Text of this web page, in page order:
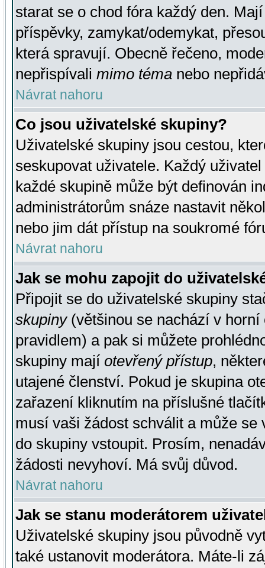
starat se o chod fóra každý den.
příspěvky, zamykat/odemykat,
která spravují. Obecně řečeno,
nepřispívali mimo téma nebo
Návrat nahoru
Co jsou uživatelské skupiny?
Uživatelské skupiny jsou cestou,
seskupovat uživatele. Každý
každé skupině může být definován
administrátorům snáze nastavit
nebo jim dát přístup na soukromé
Návrat nahoru
Jak se mohu zapojit do
Připojit se do uživatelské skupiny
skupiny(většinou se nachází v horní
pravidlem) a pak si můžete
skupiny mají otevřený přístup,
utajené členství. Pokud je skupina
zařazení kliknutím na příslušné
musí vaši žádost schválit a může se
do skupiny vstoupit. Prosím,
žádosti nevyhoví. Má svůj důvod.
Návrat nahoru
Jak se stanu moderátorem
Uživatelské skupiny jsou původně
také ustanovit moderátora. Máte-li